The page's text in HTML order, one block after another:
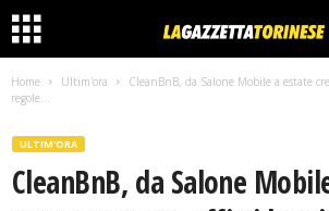
Home Ultim'ora
CleanBnB, da Salone Mobile a estate
regole...
ULTIM'ORA
CleanBnB, da Salone